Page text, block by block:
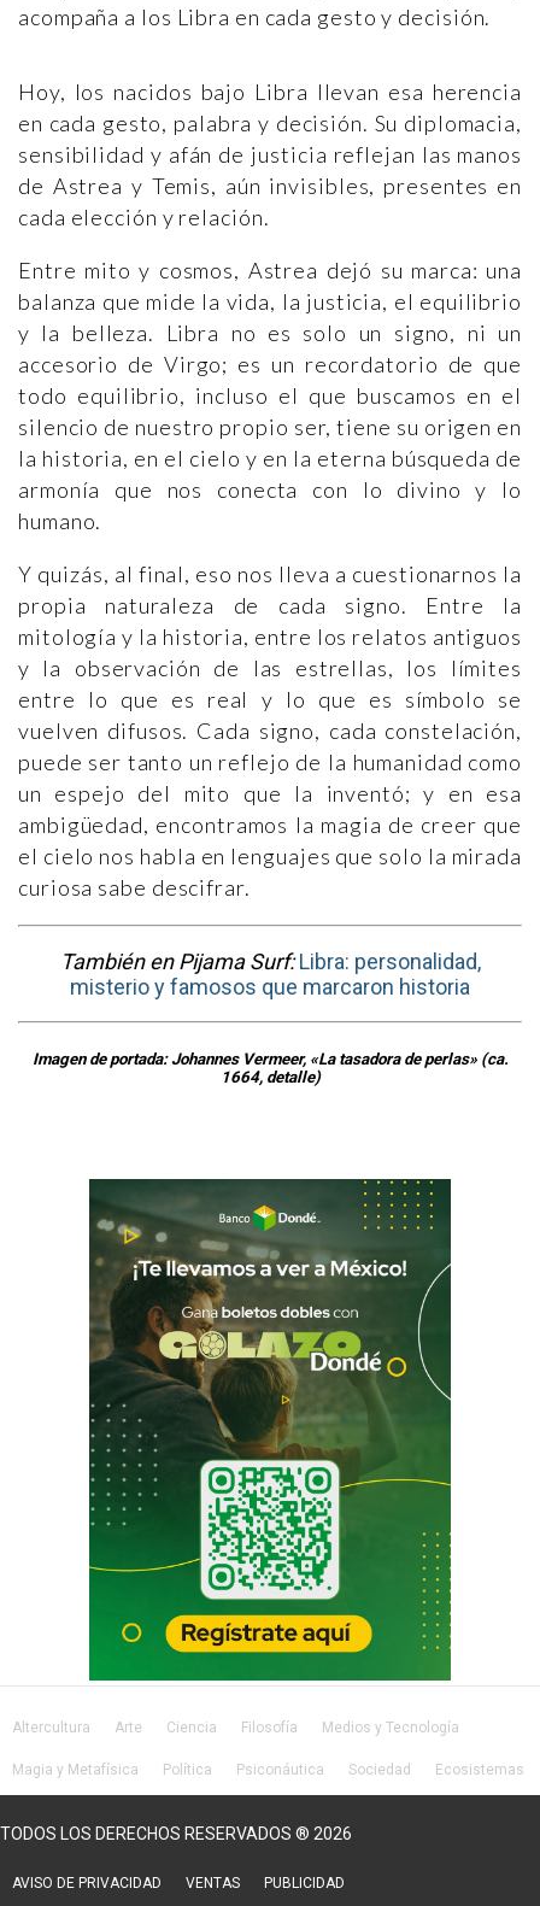
acompaña a los Libra en cada gesto y decisión.
Hoy, los nacidos bajo Libra llevan esa herencia
en cada gesto, palabra y decisión. Su diplomacia,
sensibilidad y afán de justicia reflejan las manos
de Astrea y Temis, aún invisibles, presentes en
cada elección y relación.
Entre mito y cosmos, Astrea dejó su marca: una
balanza que mide la vida, la justicia, el equilibrio
y la belleza. Libra no es solo un signo, ni un
accesorio de Virgo; es un recordatorio de que
todo equilibrio, incluso el que buscamos en el
silencio de nuestro propio ser, tiene su origen en
la historia, en el cielo y en la eterna búsqueda de
armonía que nos conecta con lo divino y lo
humano.
Y quizás, al final, eso nos lleva a cuestionarnos la
propia naturaleza de cada signo. Entre la
mitología y la historia, entre los relatos antiguos
y la observación de las estrellas, los límites
entre lo que es real y lo que es símbolo se
vuelven difusos. Cada signo, cada constelación,
puede ser tanto un reflejo de la humanidad como
un espejo del mito que la inventó; y en esa
ambigüedad, encontramos la magia de creer que
el cielo nos habla en lenguajes que solo la mirada
curiosa sabe descifrar.
También en Pijama Surf:Libra: personalidad,
misterio y famosos que marcaron historia
Imagen de portada: Johannes Vermeer, «La tasadora de perlas» (ca.
1664, detalle)
Altercultura Arte Ciencia Filosofía Medios y Tecnología
Magia y Metafísica Política Psiconáutica Sociedad Ecosistemas
TODOS LOS DERECHOS RESERVADOS ® 2026
AVISO DE PRIVACIDAD VENTAS PUBLICIDAD